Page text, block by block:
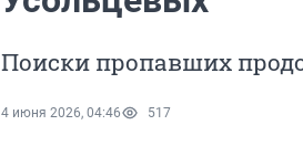
Поиски пропавших
4 июня 2026, 04:46 517